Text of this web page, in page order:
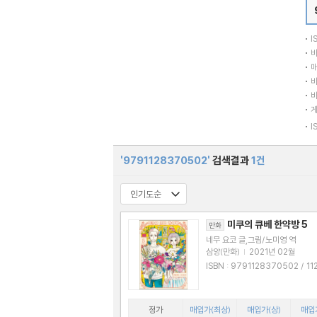
'9791128370502' 검색결과1건
만화 미쿠의 큐베 한약방 5
네무 요코 글,그림/노미영 역
삼양(만화) | 2021년 02월
ISBN : 9791128370502 / 1128370
정가 매입가(최상) 매입가(상) 매